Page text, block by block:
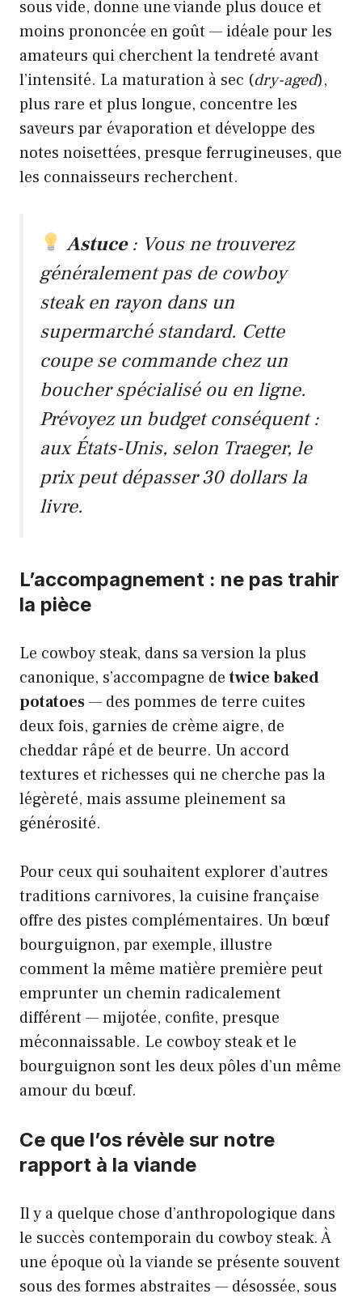
sous vide, donne une viande plus douce et
moins prononcée en goût — idéale pour les
amateurs qui cherchent la tendreté avant
l’intensité. La maturation à sec (dry-aged),
plus rare et plus longue, concentre les
saveurs par évaporation et développe des
notes noisettées, presque ferrugineuses, que
les connaisseurs recherchent.
Astuce: Vous ne trouverez
généralement pas de cowboy
steak en rayon dans un
supermarché standard. Cette
coupe se commande chez un
boucher spécialisé ou en ligne.
Prévoyez un budget conséquent :
aux États-Unis, selon Traeger, le
prix peut dépasser 30 dollars la
livre.
L’accompagnement : ne pas trahir
la pièce
Le cowboy steak, dans sa version la plus
canonique, s’accompagne detwice baked
potatoes— des pommes de terre cuites
deux fois, garnies de crème aigre, de
cheddar râpé et de beurre. Un accord
textures et richesses qui ne cherche pas la
légèreté, mais assume pleinement sa
générosité.
Pour ceux qui souhaitent explorer d’autres
traditions carnivores, la cuisine française
offre des pistes complémentaires. Unbœuf
bourguignon, par exemple, illustre
comment la même matière première peut
emprunter un chemin radicalement
différent — mijotée, confite, presque
méconnaissable. Le cowboy steak et le
bourguignon sont les deux pôles d’un même
amour du bœuf.
Ce que l’os révèle sur notre
rapport à la viande
Il y a quelque chose d’anthropologique dans
le succès contemporain du cowboy steak. À
une époque où la viande se présente souvent
sous des formes abstraites — désossée, sous